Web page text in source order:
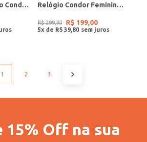
Relógio+Acessório Condor Feminino PRATA Relógio Condor Feminino PRATA
R$ 299,90 R$ 199,00
5x de R$ 39 80
1 2 3
15% Off na sua